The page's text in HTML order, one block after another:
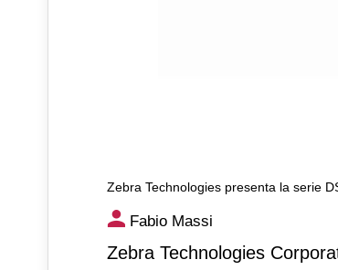
Zebra Technologies presenta la serie
Zebra Technologies
Fabio Massi
Zebra Technologies